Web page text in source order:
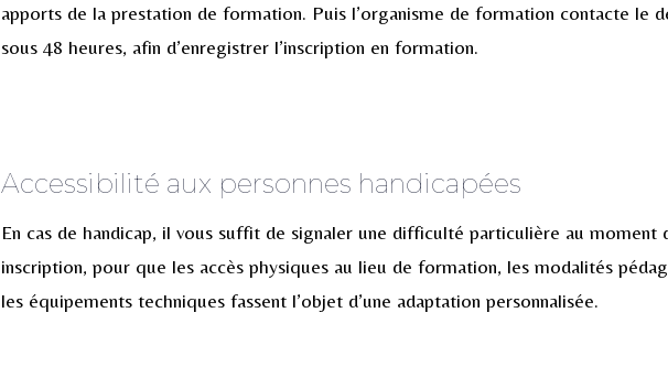
apports de la prestation de formation. Puis l’organisme de formation contacte le
sous 48 heures, afin d’enregistrer l’inscription en formation.
Accessibilité aux personnes handicapées
En cas de handicap, il vous suffit de signaler une difficulté particulière au moment
inscription, pour que les accès physiques au lieu de formation, les modalités
les équipements techniques fassent l’objet d’une adaptation personnalisée.